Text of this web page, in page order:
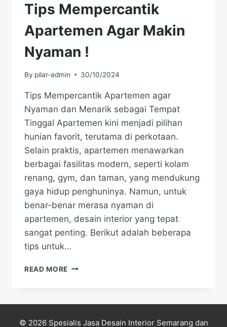
Tips Mempercantik
Apartemen Agar Makin
Nyaman !
By pilar-admin 30/10/2024
Tips Mempercantik Apartemen agar
Nyaman dan Menarik sebagai Tempat
Tinggal Apartemen kini menjadi pilihan
hunian favorit, terutama di perkotaan.
Selain praktis, apartemen menawarkan
berbagai fasilitas modern, seperti kolam
renang, gym, dan taman, yang mendukung
gaya hidup penghuninya. Namun, untuk
benar-benar merasa nyaman di
apartemen, desain interior yang tepat
sangat penting. Berikut adalah beberapa
tips untuk…
READ MORE TIPS
NYAMAN
© 2026 Spesialis Jasa Desain Interior Semarang dan